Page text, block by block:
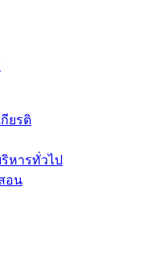
ยรติ
หารทั่วไป
อน